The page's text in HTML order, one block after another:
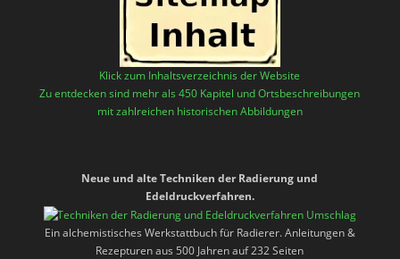
Klick zum Inhaltsverzeichnis der Website
Zu entdecken sind mehr als 450 Kapitel und Ortsbeschreibungen
mit zahlreichen historischen Abbildungen
Neue und alte Techniken der Radierung und
Edeldruckverfahren.
Ein alchemistisches Werkstattbuch für Radierer. Anleitungen &
Rezepturen aus 500 Jahren auf 232 Seiten